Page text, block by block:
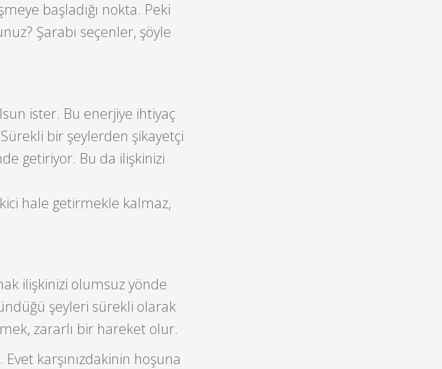
başladığı nokta. Peki
Şarabı seçenler, şöyle
ister. Bu enerjiye ihtiyaç
bir şeylerden şikayetçi
getiriyor. Bu da ilişkinizi
hale getirmekle kalmaz,
ilişkinizi olumsuz yönde
şeyleri sürekli olarak
zararlı bir hareket olur.
karşınızdakinin hoşuna